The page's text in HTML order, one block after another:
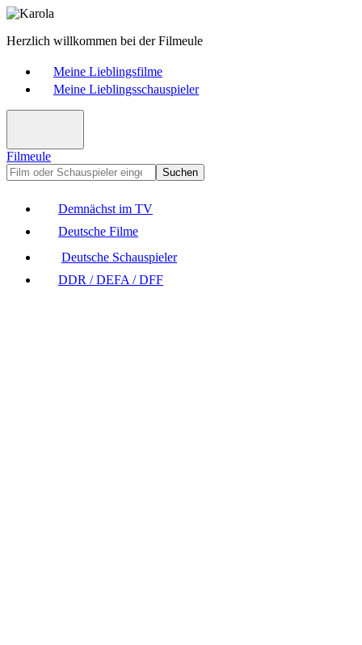
Herzlich willkommen bei der Filmeule
Meine Lieblingsfilme
Meine Lieblingsschauspieler
Filmeule
Suchen
Demnächst im TV
Deutsche Filme
Deutsche Schauspieler
DDR / DEFA / DFF